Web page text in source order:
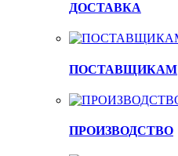
ДОСТАВКА
ПОСТАВЩИКАМ
ПРОИЗВОДСТВО